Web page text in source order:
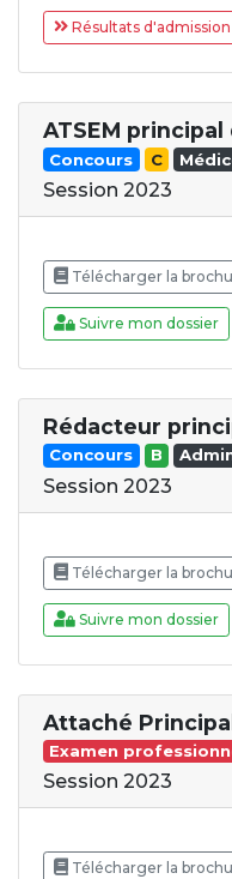
Résultats d'admission
ATSEM
Concours C
Session 2023
Télécharger la
Suivre mon dossier
Rédacteur
Concours B
Session 2023
Télécharger la
Suivre mon dossier
Attaché
Examen
Session 2023
Télécharger la